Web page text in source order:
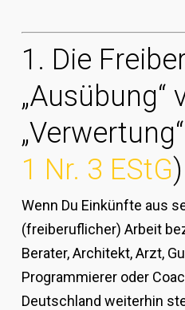
1. Die
„Ausübung“
1 Nr. 3 EStG)
Wenn Du Einkünfte aus
(freiberuflicher) Arbeit
Berater, Architekt, Arzt,
Programmierer oder
Deutschland weiterhin